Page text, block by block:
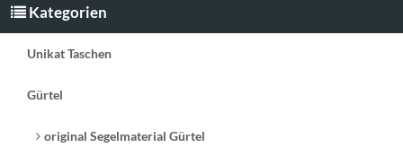
Kategorien
Unikat Taschen
Gürtel
original Segelmaterial Gürtel